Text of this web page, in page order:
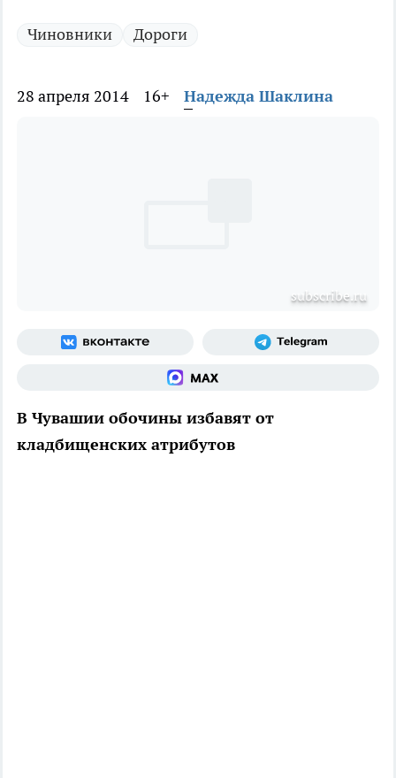
Чиновники Дороги
28 апреля 2014 16+ Надежда Шаклина
subscribe.ru
В Чувашии обочины избавят от
кладбищенских атрибутов